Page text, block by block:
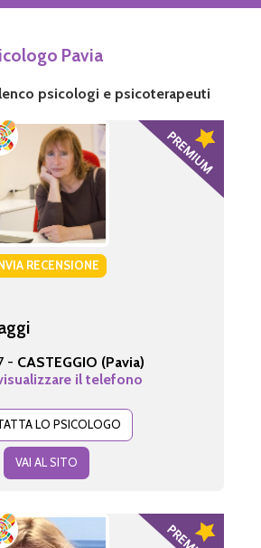
Pavia
psicologi e psicoterapeuti
RECENSIONE
- CASTEGGIO (Pavia)
il telefono
LO PSICOLOGO
VAI AL SITO